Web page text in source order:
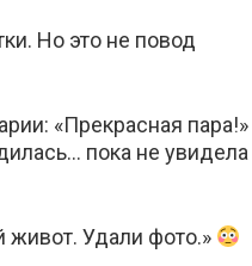
Но это не повод
«Прекрасная пара!»
пока не увидела
живот. Удали фото.»